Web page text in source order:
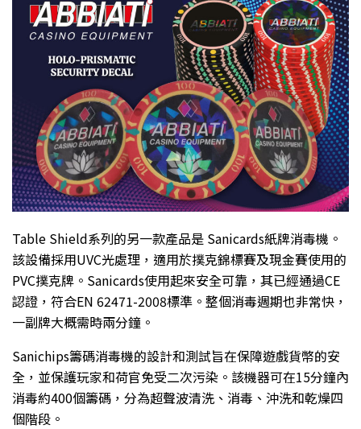
Table Shield系列的另一款產品是 Sanicards紙牌消毒機。
該設備採用UVC光處理，適用於撲克錦標賽及現金賽使用的
PVC撲克牌。Sanicards使用起來安全可靠，其已經通過CE
認證，符合EN 62471-2008標準。整個消毒週期也非常快，
一副牌大概需時兩分鐘。
Sanichips籌碼消毒機的設計和測試旨在保障遊戲貨幣的安
全，並保護玩家和荷官免受二次污染。該機器可在15分鐘內
消毒約400個籌碼，分為超聲波清洗、消毒、沖洗和乾燥四
個階段。